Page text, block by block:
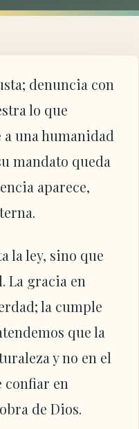
denuncia con
lo que
a una humanidad
mandato queda
aparece,
la ley, sino que
La gracia en
la cumple
que la
y no en el
confiar en
de Dios.